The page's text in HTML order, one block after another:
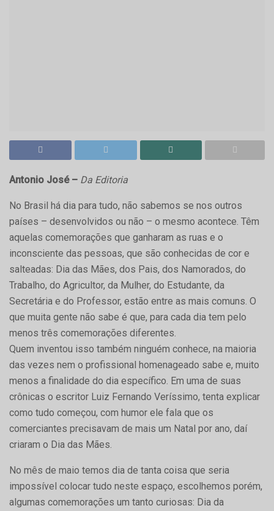
Antonio José – Da Editoria
No Brasil há dia para tudo, não sabemos se nos outros
países – desenvolvidos ou não – o mesmo acontece. Têm
aquelas comemorações que ganharam as ruas e o
inconsciente das pessoas, que são conhecidas de cor e
salteadas: Dia das Mães, dos Pais, dos Namorados, do
Trabalho, do Agricultor, da Mulher, do Estudante, da
Secretária e do Professor, estão entre as mais comuns. O
que muita gente não sabe é que, para cada dia tem pelo
menos três comemorações diferentes.
Quem inventou isso também ninguém conhece, na maioria
das vezes nem o profissional homenageado sabe e, muito
menos a finalidade do dia específico. Em uma de suas
crônicas o escritor Luiz Fernando Veríssimo, tenta explicar
como tudo começou, com humor ele fala que os
comerciantes precisavam de mais um Natal por ano, daí
criaram o Dia das Mães.
No mês de maio temos dia de tanta coisa que seria
impossível colocar tudo neste espaço, escolhemos porém,
algumas comemorações um tanto curiosas: Dia da